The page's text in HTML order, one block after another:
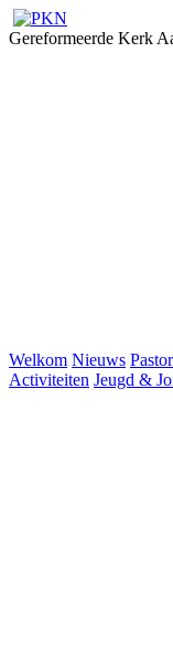
Gereformeerde Kerk
Welkom Nieuws
Activiteiten Jeugd &